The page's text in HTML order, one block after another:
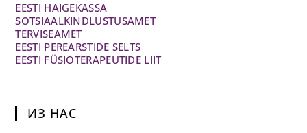
EESTI HAIGEKASSA
SOTSIAALKINDLUSTUSAMET
TERVISEAMET
EESTI PEREARSTIDE SELTS
EESTI FÜSIOTERAPEUTIDE LIIT
ИЗ НАС